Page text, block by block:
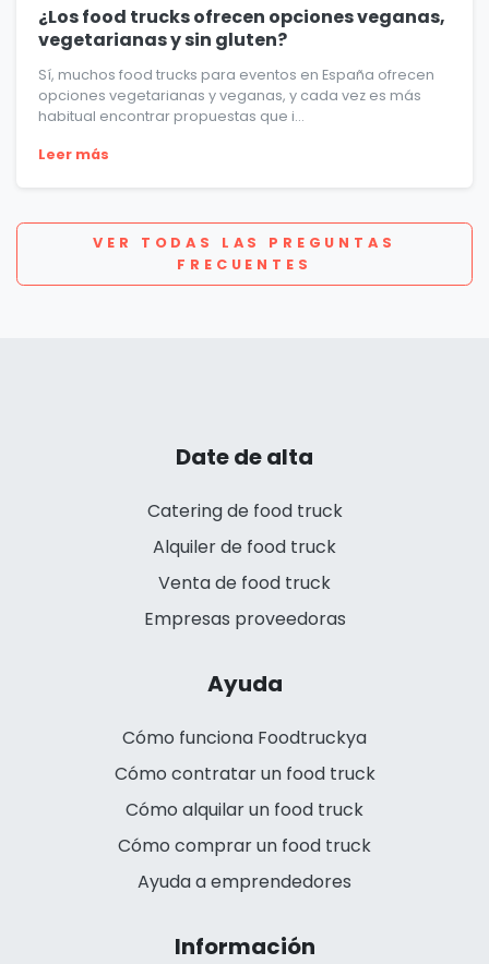
¿Los food trucks ofrecen opciones veganas,
vegetarianas y sin gluten?
Sí, muchos food trucks para eventos en España ofrecen
opciones vegetarianas y veganas, y cada vez es más
habitual encontrar propuestas que i...
Leer más
VER TODAS LAS PREGUNTAS
FRECUENTES
Date de alta
Catering de food truck
Alquiler de food truck
Venta de food truck
Empresas proveedoras
Ayuda
Cómo funciona Foodtruckya
Cómo contratar un food truck
Cómo alquilar un food truck
Cómo comprar un food truck
Ayuda a emprendedores
Información